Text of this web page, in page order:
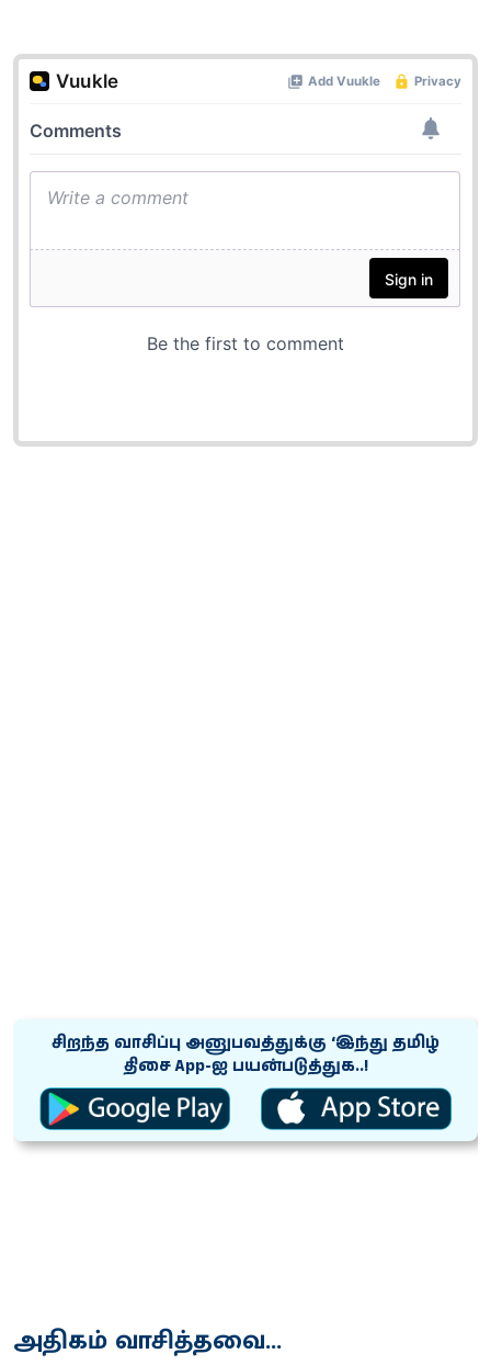
சிறந்த வாசிப்பு அனுபவத்துக்கு ‘இந்து தமிழ்
திசை App-ஐ பயன்படுத்துக..!
அதிகம் வாசித்தவை...